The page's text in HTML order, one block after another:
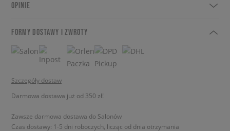
OPINIE
FORMY DOSTAWY I ZWROTY
Szczegóły dostaw
Darmowa dostawa już od 350 zł!
Zawsze darmowa dostawa do Salonów
Czas dostawy: 1-5 dni roboczych, licząc od dnia otrzymania